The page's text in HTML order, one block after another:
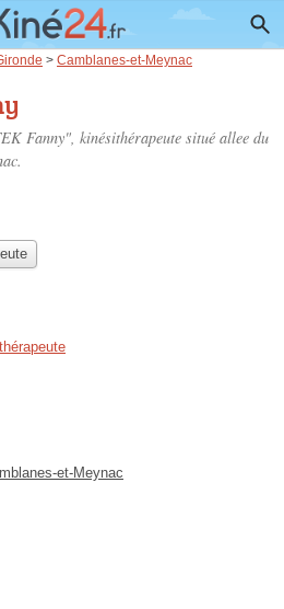
> Camblanes-et-Meynac
Fanny", kinésithérapeute situé allee du
et-Meynac